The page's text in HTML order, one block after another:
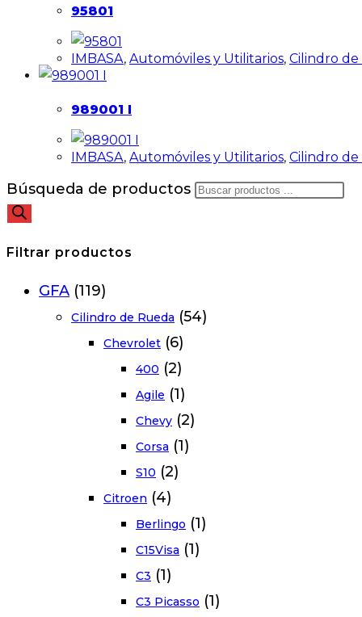
95801
IMBASA, Automóviles y Utilitarios, Cilindro
989001 I
IMBASA, Automóviles y Utilitarios, Cilindro
Búsqueda de productos
Filtrar productos
GFA (119)
Cilindro de Rueda (54)
Chevrolet (6)
400 (2)
Agile (1)
Chevy (2)
Corsa (1)
S10 (2)
Citroen (4)
Berlingo (1)
C15Visa (1)
C3 (1)
C3 Picasso (1)